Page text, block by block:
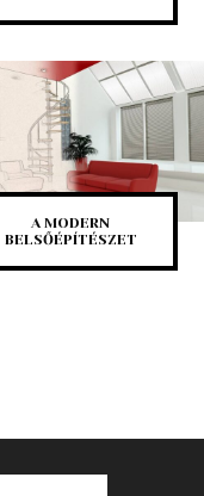
A MODERN
BELSŐÉPÍTÉSZET